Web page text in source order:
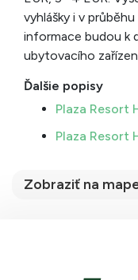
vyhlášky i v
informace budou k
ubytovacího
Ďalšie popisy
Plaza Resort
Plaza Resort
Zobraziť na